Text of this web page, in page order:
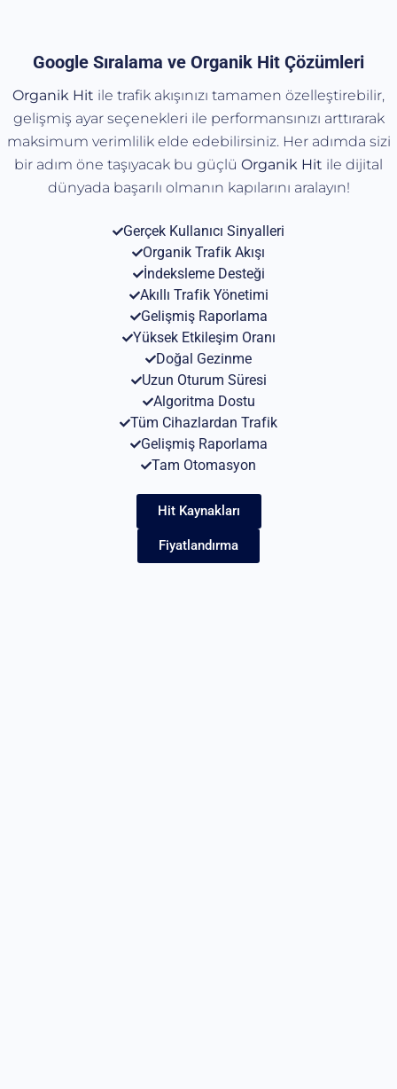
Google Sıralama ve Organik Hit Çözümleri
Organik Hit ile trafik akışınızı tamamen özelleştirebilir,
gelişmiş ayar seçenekleri ile performansınızı arttırarak
maksimum verimlilik elde edebilirsiniz. Her adımda sizi
bir adım öne taşıyacak bu güçlü Organik Hit ile dijital
dünyada başarılı olmanın kapılarını aralayın!
Gerçek Kullanıcı Sinyalleri
Organik Trafik Akışı
İndeksleme Desteği
Akıllı Trafik Yönetimi
Gelişmiş Raporlama
Yüksek Etkileşim Oranı
Doğal Gezinme
Uzun Oturum Süresi
Algoritma Dostu
Tüm Cihazlardan Trafik
Gelişmiş Raporlama
Tam Otomasyon
Hit Kaynakları
Fiyatlandırma